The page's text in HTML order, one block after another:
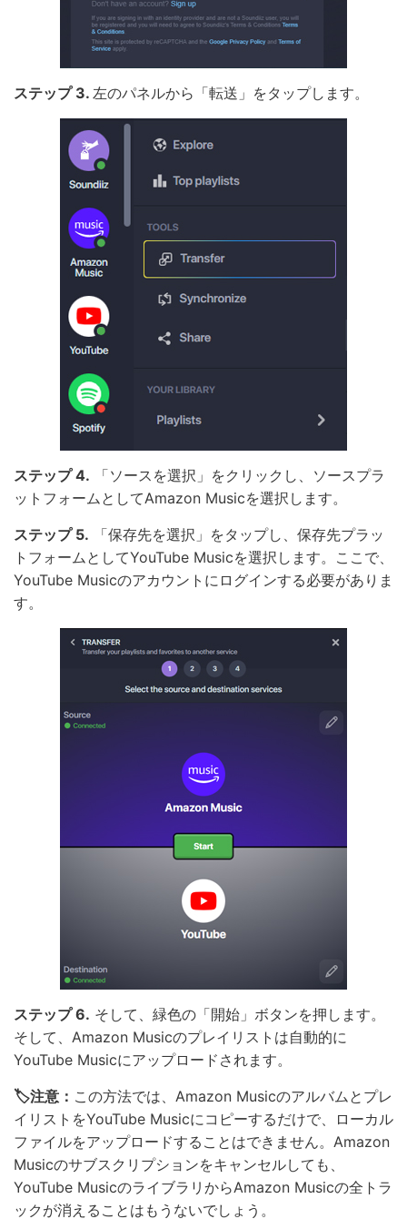
ステップ 3. 左のパネルから「転送」をタップします。
ステップ 4. 「ソースを選択」をクリックし、ソースプラ
ットフォームとしてAmazon Musicを選択します。
ステップ 5. 「保存先を選択」をタップし、保存先プラッ
トフォームとしてYouTube Musicを選択します。ここで、
YouTube Musicのアカウントにログインする必要がありま
す。
ステップ 6. そして、緑色の「開始」ボタンを押します。
そして、Amazon Musicのプレイリストは自動的に
YouTube Musicにアップロードされます。
🏷注意： この方法では、Amazon Musicのアルバムとプレ
イリストをYouTube Musicにコピーするだけで、ローカル
ファイルをアップロードすることはできません。Amazon
Musicのサブスクリプションをキャンセルしても、
YouTube MusicのライブラリからAmazon Musicの全トラ
ックが消えることはもうないでしょう。